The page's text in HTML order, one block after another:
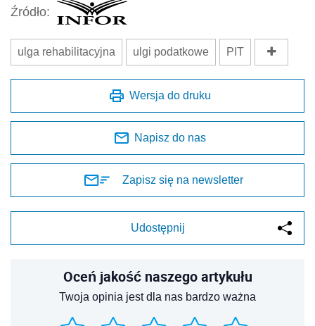
Źródło:
ulga rehabilitacyjna ulgi podatkowe PIT
Wersja do druku
Napisz do nas
Zapisz się na newsletter
Udostępnij
Oceń jakość naszego artykułu
Twoja opinia jest dla nas bardzo ważna